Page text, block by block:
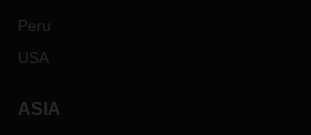
Peru
USA
ASIA